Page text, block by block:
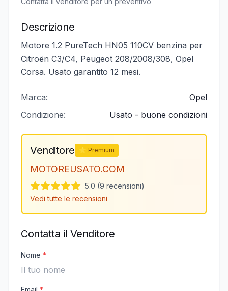
Descrizione
Motore 1.2 PureTech HN05 110CV benzina per
Citroën C3/C4, Peugeot 208/2008/308, Opel
Corsa. Usato garantito 12 mesi.
Marca:
Opel
Condizione:
Usato - buone condizioni
Venditore ⭐ Premium
MOTOREUSATO.COM
5.0 (9 recensioni)
Vedi tutte le recensioni
Contatta il Venditore
Nome *